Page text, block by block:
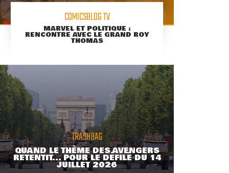
COMICSBLOG TV
MARVEL ET POLITIQUE :
RENCONTRE AVEC LE GRAND ROY
THOMAS
TRASHBAG
QUAND LE THÈME DES AVENGERS
RETENTIT... POUR LE DÉFILÉ DU 14
JUILLET 2026